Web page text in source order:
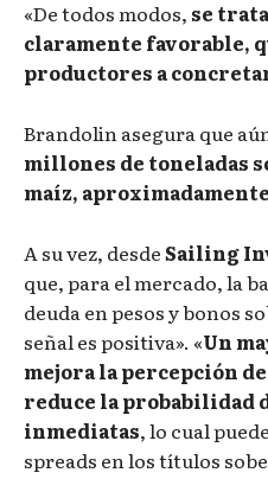
«De todos modos, se
claramente favorable,
productores a
Brandolin asegura que
millones de toneladas
maíz,
A su vez, desdeSailing
que, para el mercado, la
deuda en pesos y bonos
señal es positiva». «Un
mejora la percepción
reduce la probabilidad
inmediatas, lo cual
spreads en los títulos